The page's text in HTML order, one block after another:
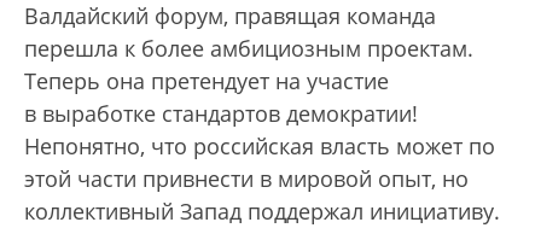
Валдайский форум, правящая команда
перешла к более амбициозным проектам.
Теперь она претендует на участие
в выработке стандартов демократии!
Непонятно, что российская власть может по
этой части привнести в мировой опыт, но
коллективный Запад поддержал инициативу.